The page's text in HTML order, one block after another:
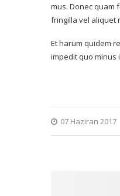
mus. Donec quam
fringilla vel aliquet
Et harum quidem
impedit quo minus
07 Haziran 2017